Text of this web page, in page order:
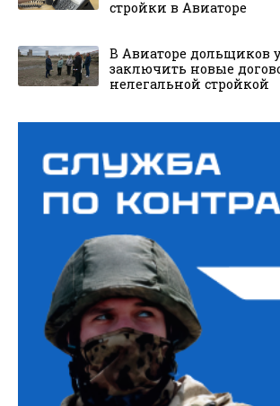
стройки в Авиаторе
В Авиаторе дольщиков
заключить новые
нелегальной стройкой